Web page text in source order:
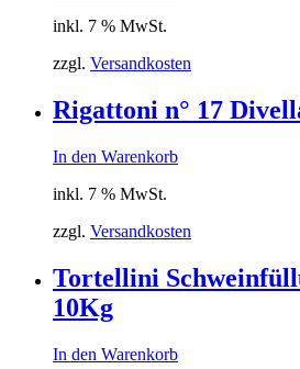
inkl. 7 % MwSt.
zzgl. Versandkosten
Rigattoni n° 17
In den Warenkorb
inkl. 7 % MwSt.
zzgl. Versandkosten
Tortellini
10Kg
In den Warenkorb